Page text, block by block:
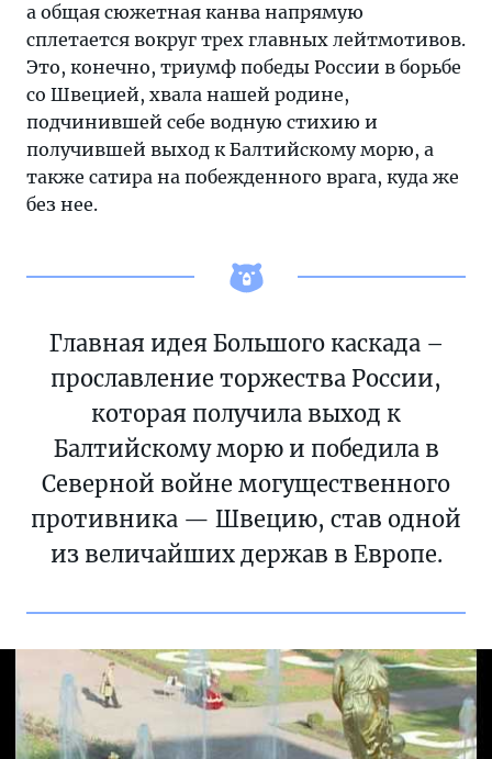
а общая сюжетная канва напрямую
сплетается вокруг трех главных лейтмотивов.
Это, конечно, триумф победы России в борьбе
со Швецией, хвала нашей родине,
подчинившей себе водную стихию и
получившей выход к Балтийскому морю, а
также сатира на побежденного врага, куда же
без нее.
Главная идея Большого каскада –
прославление торжества России,
которая получила выход к
Балтийскому морю и победила в
Северной войне могущественного
противника — Швецию, став одной
из величайших держав в Европе.